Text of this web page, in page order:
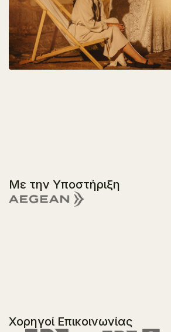
Με την Υποστήριξη
Χορηγοί Επικοινωνίας